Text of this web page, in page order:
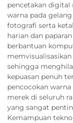
pencetakan digital
warna pada
fotografi serta
harian dan
berbantuan
sehingga
kepuasan penuh
pencocokan
merek di seluruh
yang sangat
Kemampuan